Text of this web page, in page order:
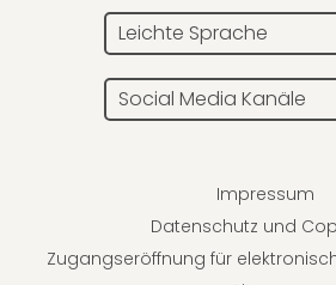
Leichte Sprache
Social Media Kanäle
Impressum
Datenschutz und
Zugangseröffnung für